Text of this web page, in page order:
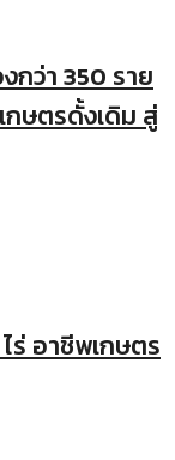
กว่า 350 ราย
ษตรดั้งเดิม สู่
ร่ อาชีพเกษตร